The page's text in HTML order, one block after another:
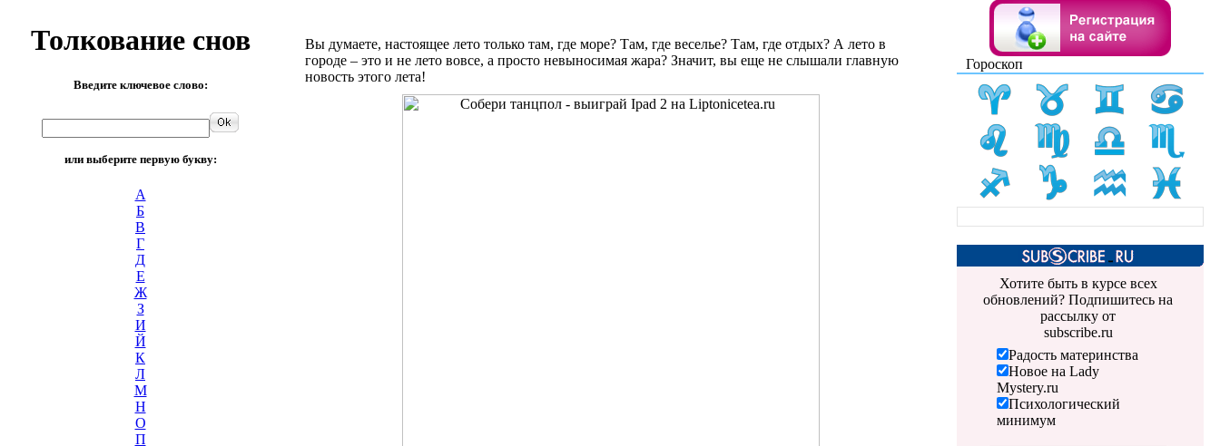
Толкование снов
Введите ключевое слово:
или выберите первую букву:
А
Б
В
Г
Д
Е
Ж
З
И
Й
К
Л
М
Н
О
П
Вы думаете, настоящее лето только там, где море? Там, где веселье? Там, где отдых? А лето в
городе – это и не лето вовсе, а просто невыносимая жара? Значит, вы еще не слышали главную
новость этого лета!
Гороскоп
Хотите быть в курсе всех
обновлений? Подпишитесь на
рассылку от
subscribe.ru
Радость материнства
Новое на Lady
Mystery.ru
Психологический
минимум